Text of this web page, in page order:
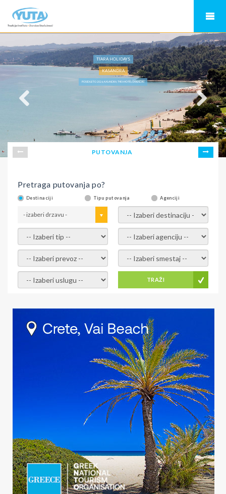
TIARA HOLIDAYS
KASANDRA
POSIDI LETO 2026, KASANDRA, THEA HOTEL CHALKIDIKI
PUTOVANJA
Pretraga putovanja po?
Destinaciji Tipu putovanja Agenciji
- izaberi drzavu - - izaberi destinaciju -
- izaberi tip - - izaberi agenciju -
- izaberi prevoz - - Izaberite smestaj -
- Izaberite uslugu - TRAŽI